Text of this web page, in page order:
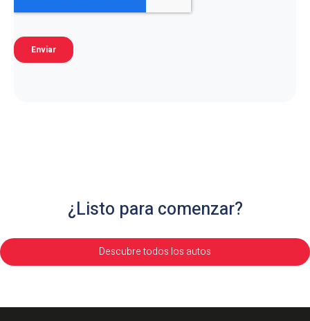
¿Listo para comenzar?
Descubre todos los autos